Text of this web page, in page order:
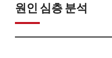
원인 심층 분석